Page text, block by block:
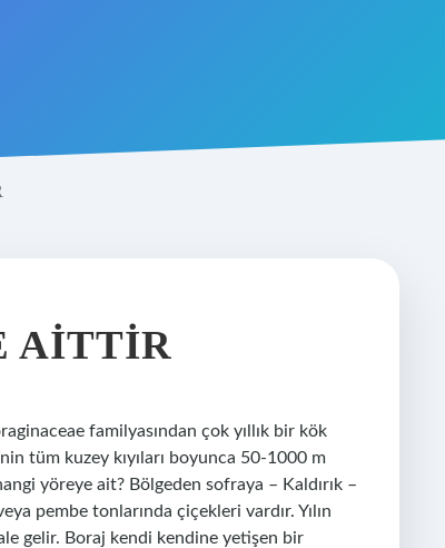
AITTIR
familyasından çok yıllık bir kök
tüm kuzey kıyıları boyunca 50-1000 m
yöreye ait? Bölgeden sofraya – Kaldırık –
pembe tonlarında çiçekleri vardır. Yılın
gelir. Boraj kendi kendine yetişen bir